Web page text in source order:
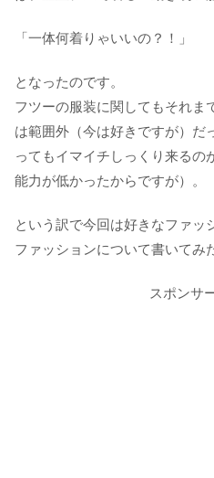
「一体何着りゃいいの？！」
となったのです。
フツーの服装に関してもそれま
は範囲外（今は好きですが）だ
ってもイマイチしっくり来る
能力が低かったからですが）。
という訳で今回は好きなファッ
ファッションについて書いてみ
スポンサ